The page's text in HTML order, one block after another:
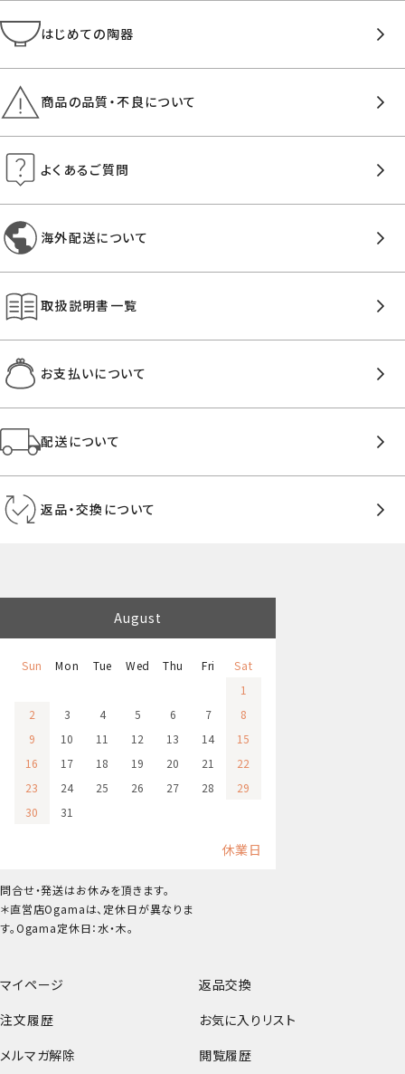
はじめての陶器
商品の品質・不良について
よくあるご質問
海外配送について
取扱説明書一覧
お支払いについて
配送について
返品・交換について
マイページ
返品交換
注文履歴
お気に入りリスト
メルマガ解除
閲覧履歴
August
Sun Mon Tue Wed Thu Fri
Sat
1
2
3 4 5 6 7
8
9
10 11 12 13 14
15
16
17 18 19 20 21
22
23
24 25 26 27 28
29
30
31
休業日
問合せ・発送はお休みを頂きます。
＊直営店Ogamaは、定休日が異なりま
す。Ogama定休日：水・木。